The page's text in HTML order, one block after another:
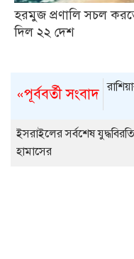
হরমুজ প্রণালি সচল
দিল ২২ দেশ
«পূর্ববর্তী সংবাদ
ইসরাইলের সর্বশেষ যুদ্ধবিরতি
হামাসের